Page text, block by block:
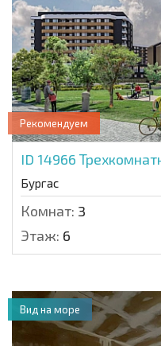
Рекомендуем
ID 14966
Бургас
Комнат: 3
Этаж: 6
Вид на море